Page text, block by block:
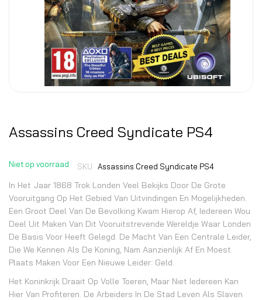
Assassins Creed Syndicate PS4
Niet op voorraad SKU Assassins Creed Syndicate PS4
In Het Jaar 1868 Trok Londen Veel Bekijks Door De Grote
Vooruitgang Op Het Gebied Van Uitvindingen En Mogelijkheden.
Een Groot Deel Van De Bevolking Kwam Hierop Af, Iedereen Wou
Deel Uit Maken Van Dit Vooruitstrevende Wereldje Waar Londen
De Basis Voor Heeft Gelegd. De Macht Van Een Centrale Leider,
Die We Kennen Als De Koning, Nam Aanzienlijk Af En Moest
Plaats Maken Voor Een Nieuwe Leider: Geld.
Het Koninkrijk Draait Op Volle Toeren, Maar Niet Iedereen Kan
Hier Van Profiteren. De Arbeiders In De Stad Leven Als Slaven